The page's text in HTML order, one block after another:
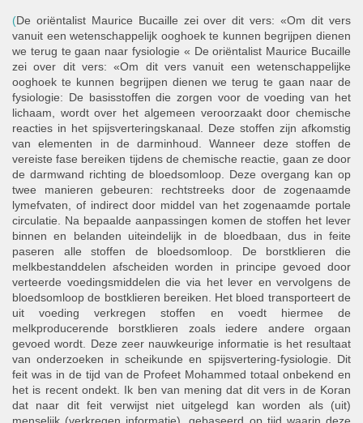
(De oriëntalist Maurice Bucaille zei over dit vers: «Om dit vers
vanuit een wetenschappelijk ooghoek te kunnen begrijpen dienen
we terug te gaan naar fysiologie « De oriëntalist Maurice Bucaille
zei over dit vers: «Om dit vers vanuit een wetenschappelijke
ooghoek te kunnen begrijpen dienen we terug te gaan naar de
fysiologie: De basisstoffen die zorgen voor de voeding van het
lichaam, wordt over het algemeen veroorzaakt door chemische
reacties in het spijsverteringskanaal. Deze stoffen zijn afkomstig
van elementen in de darminhoud. Wanneer deze stoffen de
vereiste fase bereiken tijdens de chemische reactie, gaan ze door
de darmwand richting de bloedsomloop. Deze overgang kan op
twee manieren gebeuren: rechtstreeks door de zogenaamde
lymefvaten, of indirect door middel van het zogenaamde portale
circulatie. Na bepaalde aanpassingen komen de stoffen het lever
binnen en belanden uiteindelijk in de bloedbaan, dus in feite
paseren alle stoffen de bloedsomloop. De borstklieren die
melkbestanddelen afscheiden worden in principe gevoed door
verteerde voedingsmiddelen die via het lever en vervolgens de
bloedsomloop de bostklieren bereiken. Het bloed transporteert de
uit voeding verkregen stoffen en voedt hiermee de
melkproducerende borstklieren zoals iedere andere orgaan
gevoed wordt. Deze zeer nauwkeurige informatie is het resultaat
van onderzoeken in scheikunde en spijsvertering-fysiologie. Dit
feit was in de tijd van de Profeet Mohammed totaal onbekend en
het is recent ondekt. Ik ben van mening dat dit vers in de Koran
dat naar dit feit verwijst niet uitgelegd kan worden als (uit)